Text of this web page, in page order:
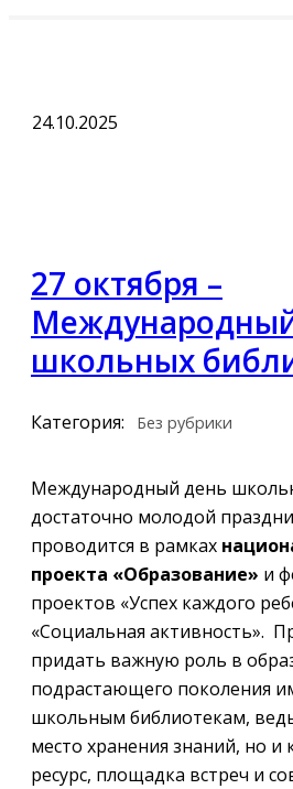
24.10.2025
27 октября –
школьных
Категория: Без рубрики
Международный день
достаточно молодой
проводится в рамках
проекта «Образование» и
проектов «Успех каждого
«Социальная активность».
придать важную роль в
подрастающего поколения
школьным библиотекам,
место хранения знаний, но и
ресурс, площадка встреч и